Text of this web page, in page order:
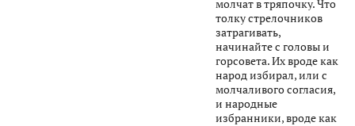
молчат в тряпочку. Что
толку стрелочников
затрагивать,
начинайте с головы и
горсовета. Их вроде как
народ избирал, или с
молчаливого согласия,
и народные
избранники, вроде как